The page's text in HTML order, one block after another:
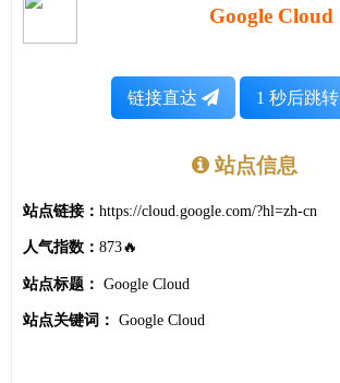
Google Cloud
链接直达 1 秒后跳转
站点信息
站点链接： https://cloud.google.com/?hl=zh-cn
人气指数： 873🔥
站点标题： Google Cloud
站点关键词： Google Cloud